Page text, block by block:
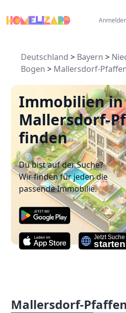
Deutschland > Bayern >
Bogen > Mallersdorf-
Immobilien in
Mallersdorf-
finden
Du bist auf der Suche?
Wir finden für jeden die
passende Immobilie.
Mallersdorf-